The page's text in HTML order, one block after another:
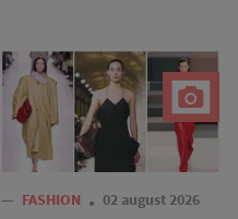
— FASHION 02 august 2026